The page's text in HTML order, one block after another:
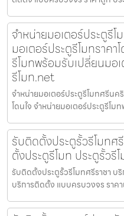
จำหน่ายมอเตอร์ประตูรี
มอเตอร์ประตูรีโมทราคา
รีโมทพร้อมรับเปลี่ยนมอ
รีโมท.net
จำหน่ายมอเตอร์ประตูรีโมทศรีนค
โดนใจ จำหน่ายมอเตอร์ประตูรีโ
รับติดตั้งประตูรั้วรีโมทศ
ตั้งประตูรีโมท ประตูรั้วรี
รับติดตั้งประตูรั้วรีโมทศรีราชา บ
บริการติดตั้ง แบบครบวงจร ราค